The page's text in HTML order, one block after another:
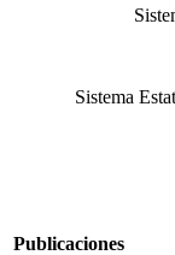
Sistema
Publicaciones